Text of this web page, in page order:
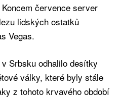
července server
lidských ostatků
Vegas.
Srbsku odhalilo desítky
války, které byly stále
z tohoto krvavého období